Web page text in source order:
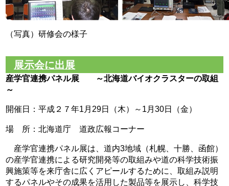
（写真）研修会の様子
展示会に出展
産学官連携パネル展 ～北海道バイオクラスターの取組
～
開催日：平成２７年1月29日（木）～1月30日（金）
場 所：北海道庁 道政広報コーナー
産学官連携パネル展は、道内3地域（札幌、十勝、函館）
の産学官連携による研究開発等の取組みや道の科学技術振
興施策等を来庁舎に広くアピールするために、取組み説明
するパネルやその成果を活用した製品等を展示し、科学技